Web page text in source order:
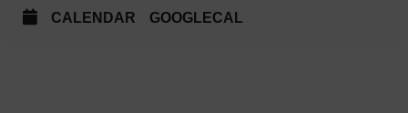
CALENDAR GOOGLECAL